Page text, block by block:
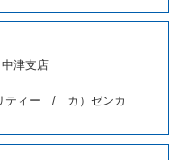
タカーの貸渡しの申入れ
とができるものとしま
をすることができない原
によるときには第４条第
り扱い、当社は受領済の
します。
津支店
ティー / カ）ゼンカ